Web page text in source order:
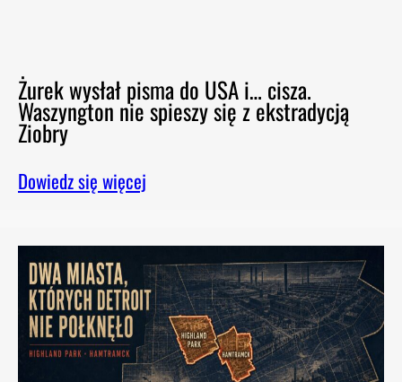
Żurek wysłał pisma do USA i… cisza.
Waszyngton nie spieszy się z ekstradycją
Ziobry
Dowiedz się więcej